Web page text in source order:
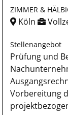
ZIMMER &
Köln
Stellenangebot
Prüfung und
Vorbereitung